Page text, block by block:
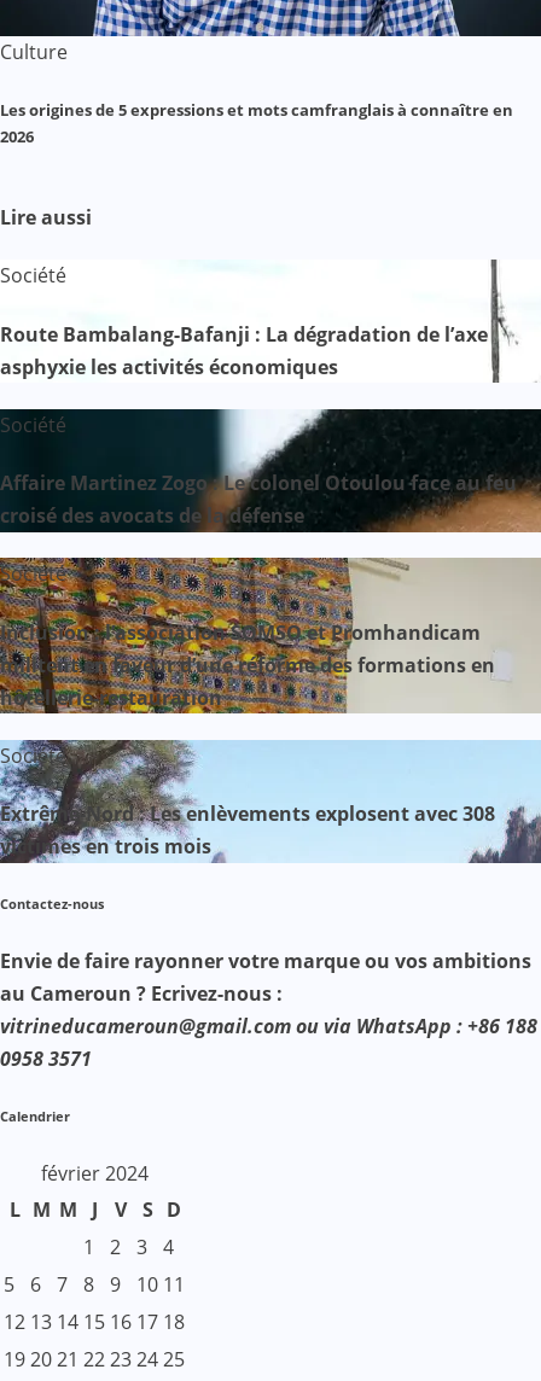
Culture
Les origines de 5 expressions et mots camfranglais à connaître en
2026
Lire aussi
Société
Route Bambalang-Bafanji : La dégradation de l’axe
asphyxie les activités économiques
Société
Affaire Martinez Zogo : Le colonel Otoulou face au feu
croisé des avocats de la défense
Société
Inclusion : l’association SOMSO et Promhandicam
militent en faveur d’une réforme des formations en
hôtellerie-restauration
Société
Extrême-Nord : Les enlèvements explosent avec 308
victimes en trois mois
Contactez-nous
Envie de faire rayonner votre marque ou vos ambitions
au Cameroun ? Ecrivez-nous :
vitrineducameroun@gmail.com ou via WhatsApp : +86 188
0958 3571
Calendrier
février 2024
L M M J V S D
1
2 3 4
5
6 7 8 9 10 11
12 13 14 15 16 17 18
192021 22232425